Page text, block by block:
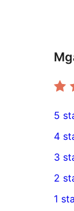
1
5-
star
5
4-
star
4
0
3-
star
3
2-
2
1